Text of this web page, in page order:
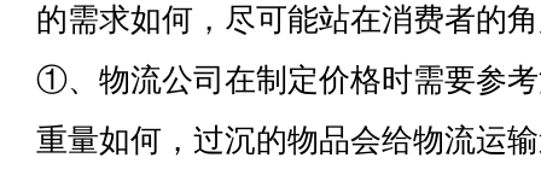
的需求如何，尽可能站在消费者的
①、物流公司在制定价格时需要参
重量如何，过沉的物品会给物流运